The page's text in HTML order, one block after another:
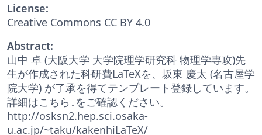
License:
Creative Commons CC BY 4.0
Abstract:
山中 卓 (大阪大学 大学院理学研究科 物理学専攻)先
生が作成された科研費LaTeXを、坂東 慶太 (名古屋学
院大学) が了承を得てテンプレート登録しています。
詳細はこちら↓をご確認ください。
http://osksn2.hep.sci.osaka-
u.ac.jp/~taku/kakenhiLaTeX/